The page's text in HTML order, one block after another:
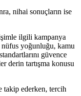
nihai sonuçların ise
ilgili kampanya
nüfus yoğunluğu, kamu
güvence
derin tartışma konusu
takip ederken, tercih